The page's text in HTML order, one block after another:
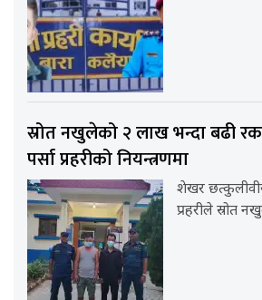
स्रोत नखुलेको २ लाख भन्दा बढी
पर्सा प्रहरीको नियन्त्रणमा
शेखर
प्रहरीले स्रोत